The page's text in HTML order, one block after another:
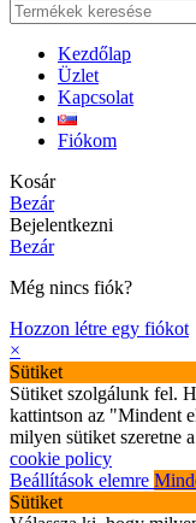
Kezdőlap
Üzlet
Kapcsolat
Fiókom
Kosár
Bezár
Bejelentkezni
Bezár
Még nincs fiók?
Hozzon létre egy fiókot
×
Sütiket
Sütiket szolgálunk fel.
kattintson az "Mindent
milyen sütiket szeretne
cookie policy
Beállítások elemre
Sütiket